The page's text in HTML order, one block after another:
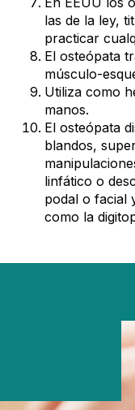
las de la ley,
practicar
El osteópata
músculo-
Utiliza como
manos.
El osteópata
blandos,
linfático o
podal o facial
como la